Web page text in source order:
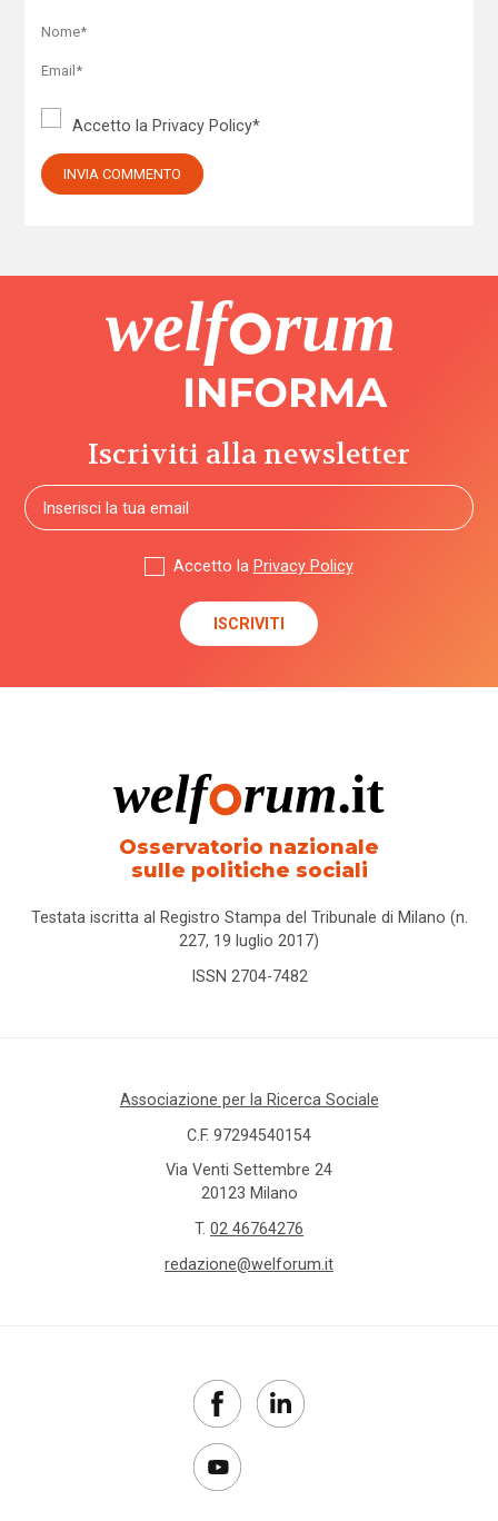
Accetto la Privacy Policy*
Iscriviti alla newsletter
Accetto la Privacy Policy
Osservatorio nazionale
sulle politiche sociali
Testata iscritta al Registro Stampa del Tribunale di Milano (n.
227, 19 luglio 2017)
ISSN 2704-7482
Associazione per la Ricerca Sociale
C.F. 97294540154
Via Venti Settembre 24
20123 Milano
T. 02 46764276
redazione@welforum.it